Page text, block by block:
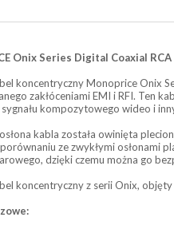
Onix Series Digital Coaxial RCA
koncentryczny Monoprice Onix
zakłóceniami EMI i RFI. Ten
sygnału kompozytowego wideo i
kabla została owinięta
ze zwykłymi osłonami
dzięki czemu można go
koncentryczny z serii Onix,